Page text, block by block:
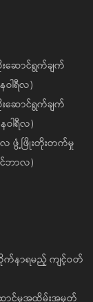
ဆောင်ရွက်ချက်
ဝါရီလ)
ဆောင်ရွက်ချက်
ဝါရီလ)
ဖွံ့ဖြိုးတိုးတက်မှု
င်ဘာလ)
က်နာရမည့် ကျင့်ဝတ်
ာင်မှုအထိမ်းအမှတ်